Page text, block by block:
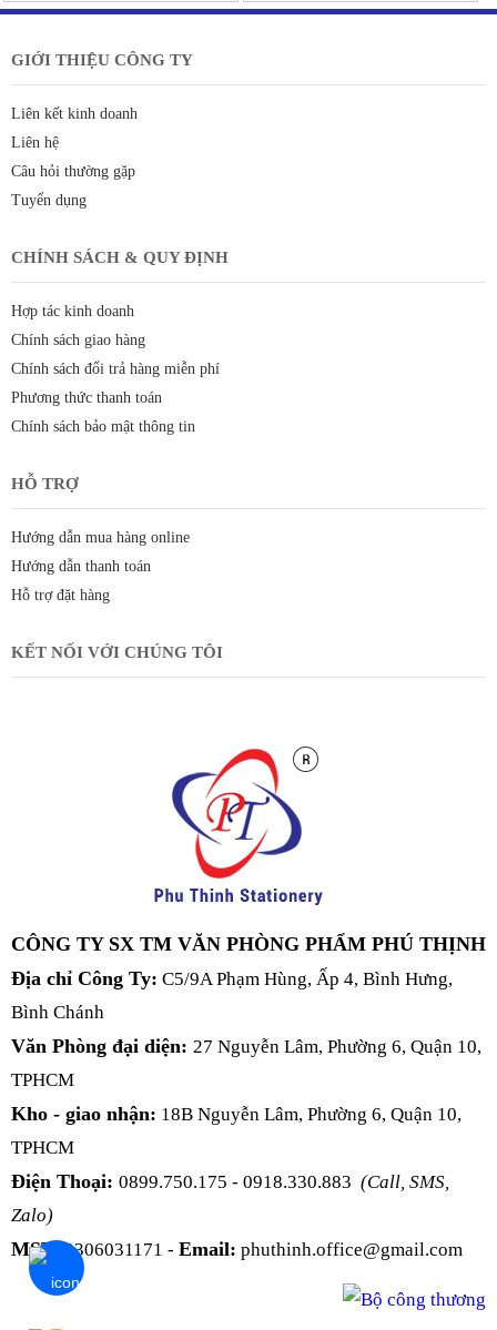
GIỚI THIỆU CÔNG TY
Liên kết kinh doanh
Liên hệ
Câu hỏi thường gặp
Tuyển dụng
CHÍNH SÁCH & QUY ĐỊNH
Hợp tác kinh doanh
Chính sách giao hàng
Chính sách đổi trả hàng miễn phí
Phương thức thanh toán
Chính sách bảo mật thông tin
HỖ TRỢ
Hướng dẫn mua hàng online
Hướng dẫn thanh toán
Hỗ trợ đặt hàng
KẾT NỐI VỚI CHÚNG TÔI
CÔNG TY SX TM VĂN PHÒNG PHẨM PHÚ THỊNH
Địa chỉ Công Ty: C5/9A Phạm Hùng, Ấp 4, Bình Hưng,
Bình Chánh
Văn Phòng đại diện: 27 Nguyễn Lâm, Phường 6, Quận 10,
TPHCM
Kho - giao nhận: 18B Nguyễn Lâm, Phường 6, Quận 10,
TPHCM
Điện Thoại: 0899.750.175 - 0918.330.883 (Call, SMS,
Zalo)
MST: 0306031171 - Email: phuthinh.office@gmail.com